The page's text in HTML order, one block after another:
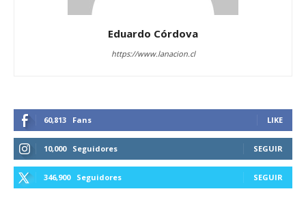
Eduardo Córdova
https://www.lanacion.cl
60,813 Fans LIKE
10,000 Seguidores SEGUIR
346,900 Seguidores SEGUIR